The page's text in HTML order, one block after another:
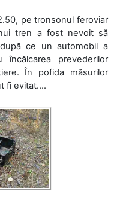
pe tronsonul feroviar
tren a fost nevoit să
ce un automobil a
prevederilor
În pofida măsurilor
fi evitat....